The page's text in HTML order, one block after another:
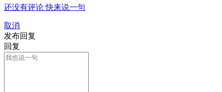
还没有评论 快来说一句
取消
发布回复
回复